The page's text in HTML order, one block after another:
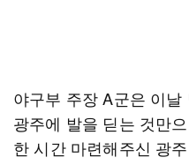
야구부 주장 A군은 이날
광주에 발을 딛는 것만
한 시간 마련해주신 광